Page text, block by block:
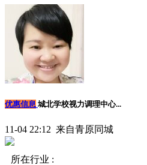
优惠信息 城北学校视力调理中心...
11-04 22:12 来自青原同城
所在行业 :